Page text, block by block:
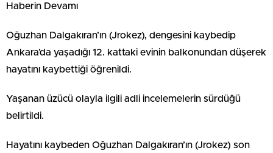
Haberin Devamı
Oğuzhan Dalgakıran’ın (Jrokez), dengesini kaybedip
Ankara’da yaşadığı 12. kattaki evinin balkonundan düşerek
hayatını kaybettiği öğrenildi.
Yaşanan üzücü olayla ilgili adli incelemelerin sürdüğü
belirtildi.
Hayatını kaybeden Oğuzhan Dalgakıran’ın (Jrokez) son